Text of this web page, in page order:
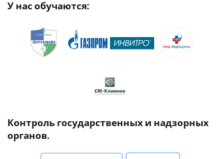
У нас обучаются:
Контроль государственных и надзорных
органов.